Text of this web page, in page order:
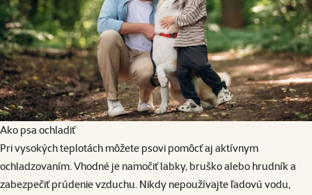
Ako psa ochladiť
Pri vysokých teplotách môžete psovi pomôcť aj aktívnym
ochladzovaním. Vhodné je namočiť labky, bruško alebo hrudník a
zabezpečiť prúdenie vzduchu. Nikdy nepoužívajte ľadovú vodu,